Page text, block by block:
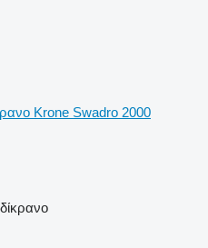
Krone Swadro 2000